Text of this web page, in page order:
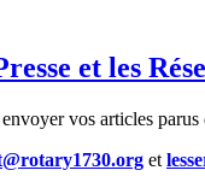
et les
vos articles parus
et